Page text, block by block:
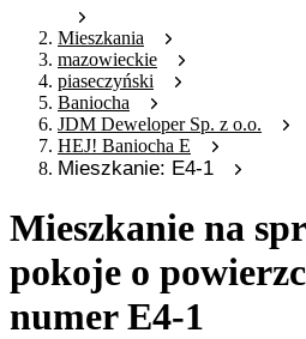
Mieszkania
mazowieckie
piaseczyński
Baniocha
JDM Deweloper Sp. z o.o.
HEJ! Baniocha E
Mieszkanie: E4-1
Mieszkanie na
pokoje o
numer E4-1